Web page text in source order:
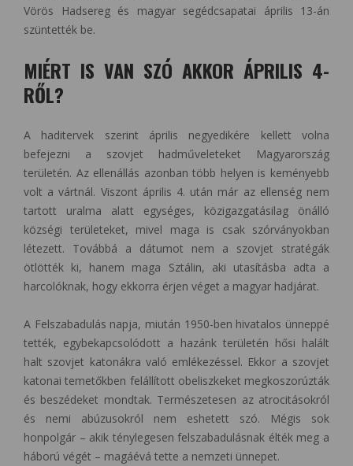
Vörös Hadsereg és magyar segédcsapatai április 13-án
szüntették be.
MIÉRT IS VAN SZÓ AKKOR ÁPRILIS 4-
RŐL?
A haditervek szerint április negyedikére kellett volna
befejezni a szovjet hadműveleteket Magyarország
területén. Az ellenállás azonban több helyen is keményebb
volt a vártnál. Viszont április 4. után már az ellenség nem
tartott uralma alatt egységes, közigazgatásilag önálló
községi területeket, mivel maga is csak szórványokban
létezett. Továbbá a dátumot nem a szovjet stratégák
ötlötték ki, hanem maga Sztálin, aki utasításba adta a
harcolóknak, hogy ekkorra érjen véget a magyar hadjárat.
A Felszabadulás napja, miután 1950-ben hivatalos ünneppé
tették, egybekapcsolódott a hazánk területén hősi halált
halt szovjet katonákra való emlékezéssel. Ekkor a szovjet
katonai temetőkben felállított obeliszkeket megkoszorúzták
és beszédeket mondtak. Természetesen az atrocitásokról
és nemi abúzusokról nem eshetett szó. Mégis sok
honpolgár – akik ténylegesen felszabadulásnak élték meg a
háború végét – magáévá tette a nemzeti ünnepet.